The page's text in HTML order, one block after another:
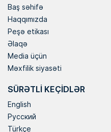
Baş səhifə
Haqqımızda
Peşə etikası
Əlaqə
Media üçün
Məxfilik siyasəti
SÜRƏTLI KEÇIDLƏR
English
Русский
Türkçe